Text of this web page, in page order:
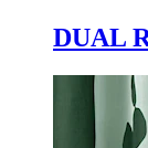
DUAL